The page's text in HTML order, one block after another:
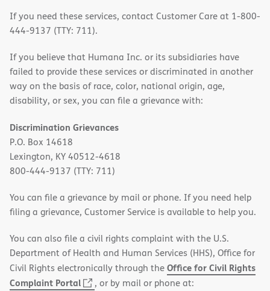
If you need these services, contact Customer Care at 1-800-
444-9137 (TTY: 711).
If you believe that Humana Inc. or its subsidiaries have
failed to provide these services or discriminated in another
way on the basis of race, color, national origin, age,
disability, or sex, you can file a grievance with:
Discrimination Grievances
P.O. Box 14618
Lexington, KY 40512-4618
800-444-9137 (TTY: 711)
You can file a grievance by mail or phone. If you need help
filing a grievance, Customer Service is available to help you.
You can also file a civil rights complaint with the U.S.
Department of Health and Human Services (HHS), Office for
Civil Rights electronically through theOffice for Civil Rights
Complaint Portal
(opens
, or by mail or phone at: